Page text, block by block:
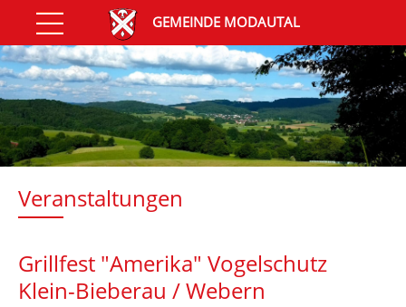
GEMEINDE MODAUTAL
Veranstaltungen
Grillfest "Amerika" Vogelschutz
Klein-Bieberau / Webern